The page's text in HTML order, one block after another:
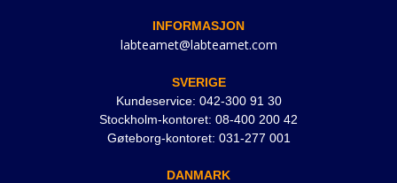
INFORMASJON
labteamet@labteamet.com
SVERIGE
Kundeservice: 042-300 91 30
Stockholm-kontoret: 08-400 200 42
Gøteborg-kontoret: 031-277 001
DANMARK